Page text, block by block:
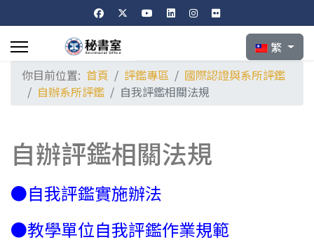
選擇你的語言
繁
你目前位置: 首頁 評鑑專區
國際認證與系所評鑑
自辦系所評鑑
自我評鑑相關法規
自辦評鑑相關法規
●自我評鑑實施辦法
●教學單位自我評鑑作業規範